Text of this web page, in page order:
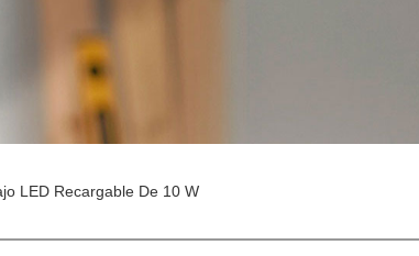
LED Recargable De 10 W